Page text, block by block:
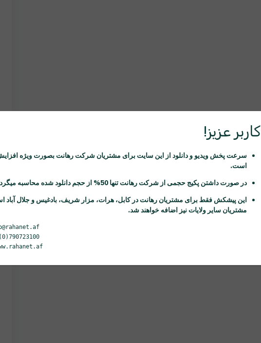
کاربر عزیز!
سرعت پخش ویدیو و دانلود از این سایت برای مشتریان شرکت رهانت بصورت ویژه
است.
در صورت داشتن پکیج حجمی از شرکت رهانت تنها 50% از حجم دانلود شده محاسبه میگردد.
این پیشکش فقط برای مشتریان رهانت در کابل، هرات، مزار شریف، بادغیس و جلال آباد
مشتریان سایر ولایات نیز اضافه خواهند شد.